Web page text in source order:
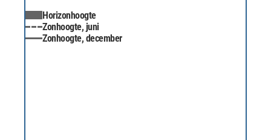
Horizonhoogte
Zonhoogte, juni
Zonhoogte, december